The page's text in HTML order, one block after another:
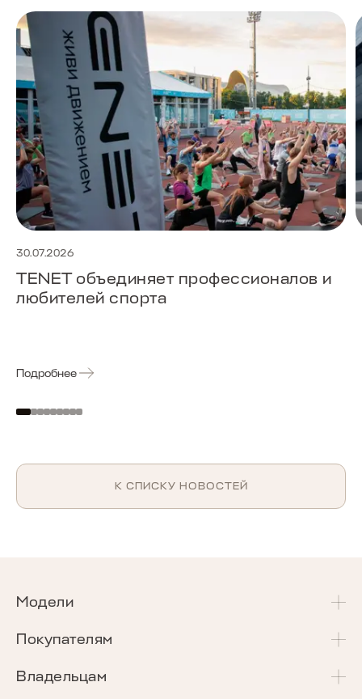
30.07.2026
TENET объединяет профессионалов и
любителей спорта
Подробнее
К СПИСКУ НОВОСТЕЙ
Модели
T4
T4L
Покупателям
Акции и спецпредложения
Владельцам